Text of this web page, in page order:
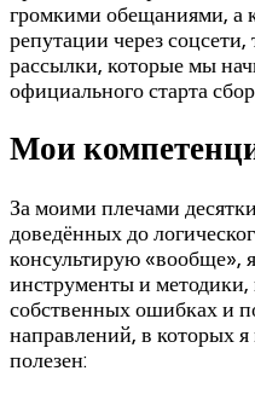
громкими обещаниями, а
репутации через
рассылки, которые мы
официального старта
Мои
За моими плечами
доведённых до
консультирую «вообще»,
инструменты и
собственных ошибках и
направлений, в которых
полезен: